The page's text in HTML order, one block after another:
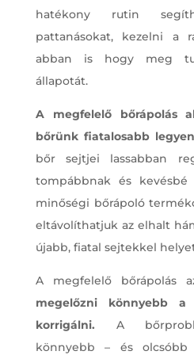
hatékony rutin
pattanásokat, kezelni a
abban is hogy meg
állapotát.
A megfelelő bőrápolás
bőrünk fiatalosabb
bőr sejtjei lassabban
tompábbnak és
minőségi bőrápoló
eltávolíthatjuk az elhalt
újabb, fiatal sejtekkel
A megfelelő bőrápolás
megelőzni könnyebb
korrigálni. A
könnyebb – és